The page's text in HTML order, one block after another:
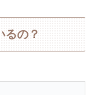
るの？